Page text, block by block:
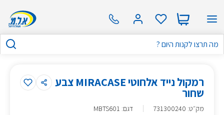
רמקול נייד אלחוטי MIRACASE צבע
שחור
מק״ט:
731300240 דגם: MBTS601